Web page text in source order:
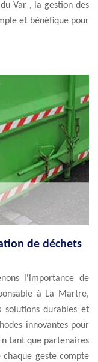
Var , la gestion des
et bénéfique pour
de déchets
l'importance de
à La Martre,
durables et
innovantes pour
tant que partenaires
geste compte